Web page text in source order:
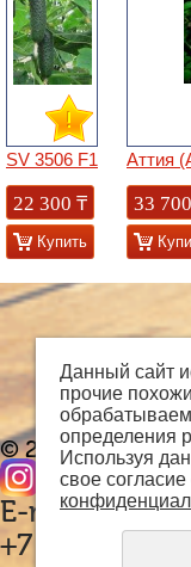
SV 3506 F1
22 300 ₸
Купить
Аттия
33 700
© 2018 - 2026
E-mail:
+7 (701)
625-
Данный сайт
прочие
определения
Используя
свое согласие